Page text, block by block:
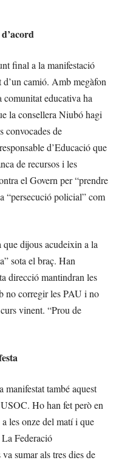
final a la manifestació
d’un camió. Amb megàfon
comunitat educativa ha
la consellera Niubó hagi
convocades de
d’Educació que
de recursos i les
el Govern per “prendre
“persecució policial” com
dijous acudeixin a la
sota el braç. Han
direcció mantindran les
no corregir les PAU i no
vinent. “Prou de
manifestat també aquest
Ho han fet però en
les onze del matí i que
La Federació
sumar als tres dies de